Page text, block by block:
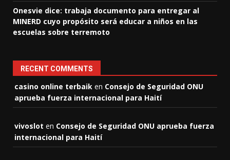
Onesvie dice: trabaja documento para entregar al
MINERD cuyo propósito será educar a niños en las
escuelas sobre terremoto
RECENT COMMENTS
casino online terbaik en Consejo de Seguridad ONU
aprueba fuerza internacional para Haití
vivoslot en Consejo de Seguridad ONU aprueba fuerza
internacional para Haití